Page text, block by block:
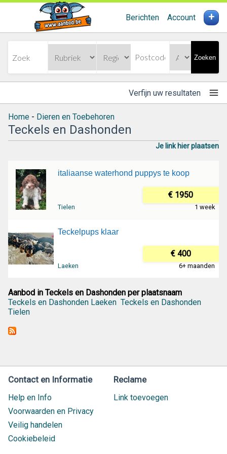
Berichten Account +
Zoeken
Verfijn uw resultaten
Home - Dieren en Toebehoren
Teckels en Dashonden
Je link hier plaatsen
italiaanse waterhond puppys te koop
€ 1950
Tielen 1 week
Teckelpups klaar
€ 400
Laeken 6+ maanden
Aanbod in Teckels en Dashonden per plaatsnaam
Teckels en Dashonden Laeken Teckels en Dashonden
Tielen
Contact en Informatie
Help en Info
Voorwaarden en Privacy
Veilig handelen
Cookiebeleid
Reclame
Link toevoegen